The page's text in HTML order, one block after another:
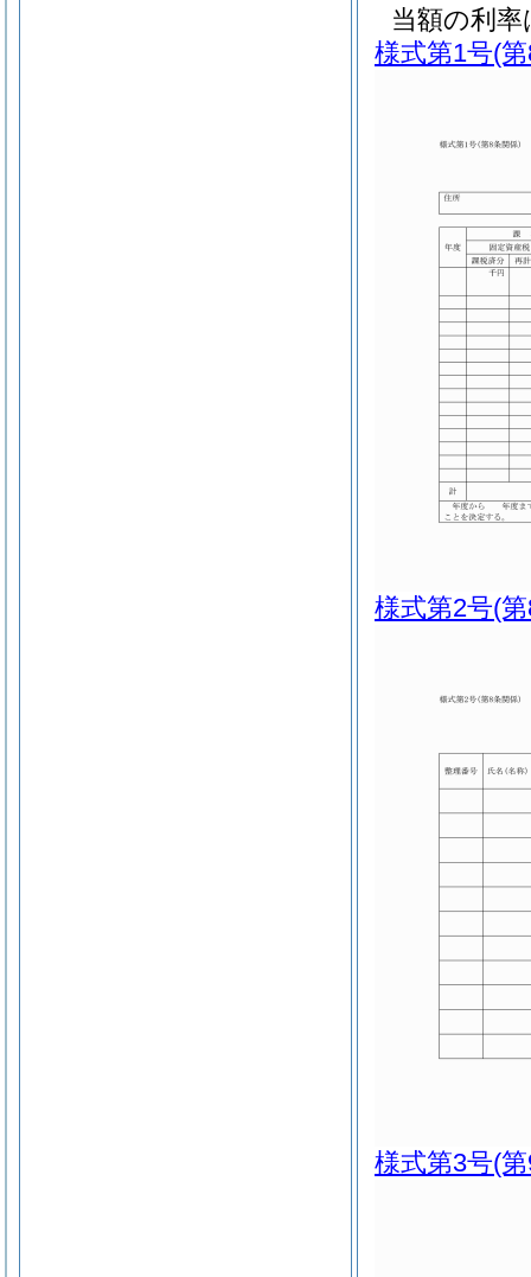
当額の利
様式第1号(
様式第2号(
様式第3号(